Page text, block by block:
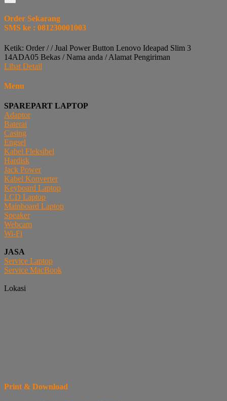
Order Sekarang
SMS ke : 081230001003
Ketik: Order / / Jual Power Button Lenovo Ideapad Slim 3
14ADA05 Bekas / Nama anda / Alamat Pengiriman
Lihat Detail
Menu
SPAREPART LAPTOP
Adaptor
Baterai
Casing
Engsel
Kabel Fleksibel
Hardisk
Jack Power
Kabel Konverter
Keyboard Laptop
LCD Laptop
Mainboard Laptop
Speaker
Webcam
Wi-Fi
JASA
Service Laptop
Service MacBook
Lokasi
Print & Download